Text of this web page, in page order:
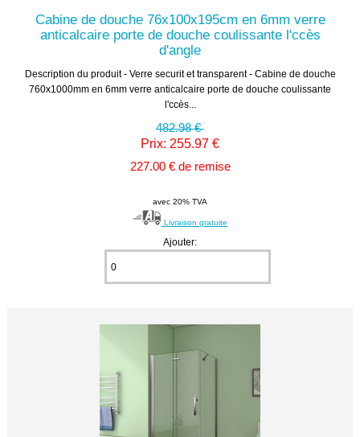
Cabine de douche 76x100x195cm en 6mm verre
anticalcaire porte de douche coulissante l'ccès
d'angle
Description du produit - Verre securit et transparent - Cabine de douche
760x1000mm en 6mm verre anticalcaire porte de douche coulissante
l'ccès...
482.98 €
Prix: 255.97 €
227.00 € de remise
avec 20% TVA
Livraison gratuite
Ajouter: